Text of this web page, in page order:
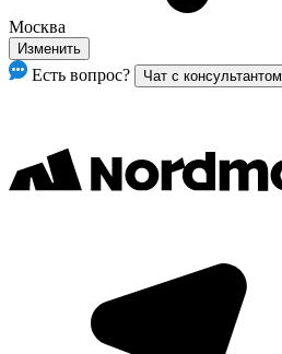
Москва
Изменить
Есть вопрос? Чат с консультантом